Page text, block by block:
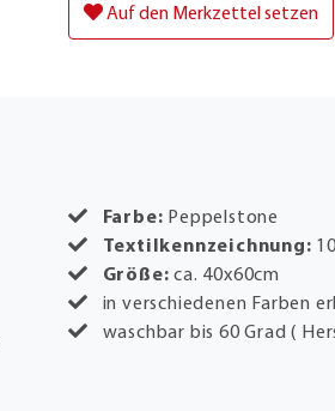
Auf den Merkzettel setzen
Farbe: Peppelstone
Textilkennzeichnung:
Größe:ca. 40x60cm
in verschiedenen Farben
waschbar bis 60 Grad (